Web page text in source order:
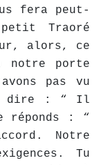
fera peut-
Traoré
alors, ce
porte
pas vu
dire : “ Il
: “
Notre
Tu